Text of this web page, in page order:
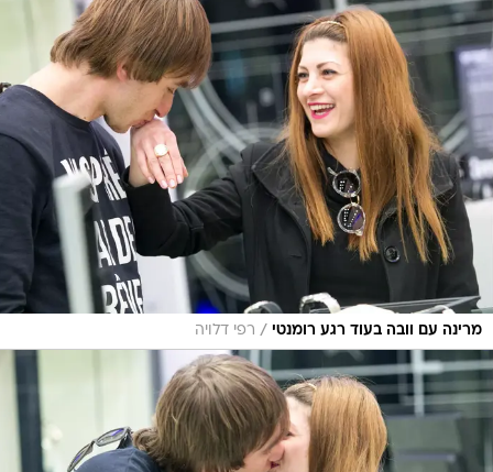
מרינה עם וובה בעוד רגע רומנטי / רפי דלויה